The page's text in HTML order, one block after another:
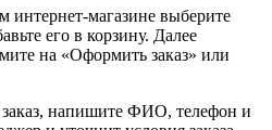
интернет-магазине выберите
его в корзину. Далее
на «Оформить заказ» или
напишите ФИО, телефон и